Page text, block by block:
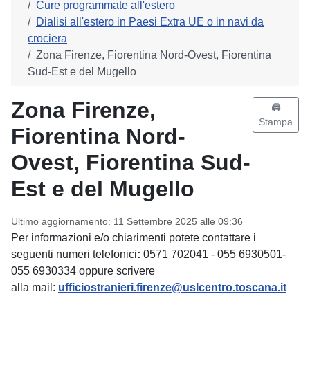
Cure programmate all'estero
Dialisi all'estero in Paesi Extra UE o in navi da
crociera
Zona Firenze, Fiorentina Nord-Ovest, Fiorentina
Sud-Est e del Mugello
Zona Firenze,
Fiorentina Nord-
Ovest, Fiorentina Sud-
Est e del Mugello
Ultimo aggiornamento: 11 Settembre 2025 alle 09:36
🖨️
Stampa
Per informazioni e/o chiarimenti potete contattare i
seguenti numeri telefonici: 0571 702041 - 055 6930501-
055 6930334 oppure scrivere
alla mail: ufficiostranieri.firenze@uslcentro.toscana.it